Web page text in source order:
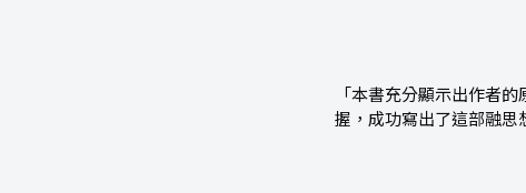
「本書充分顯示出作者
握，成功寫出了這部融思